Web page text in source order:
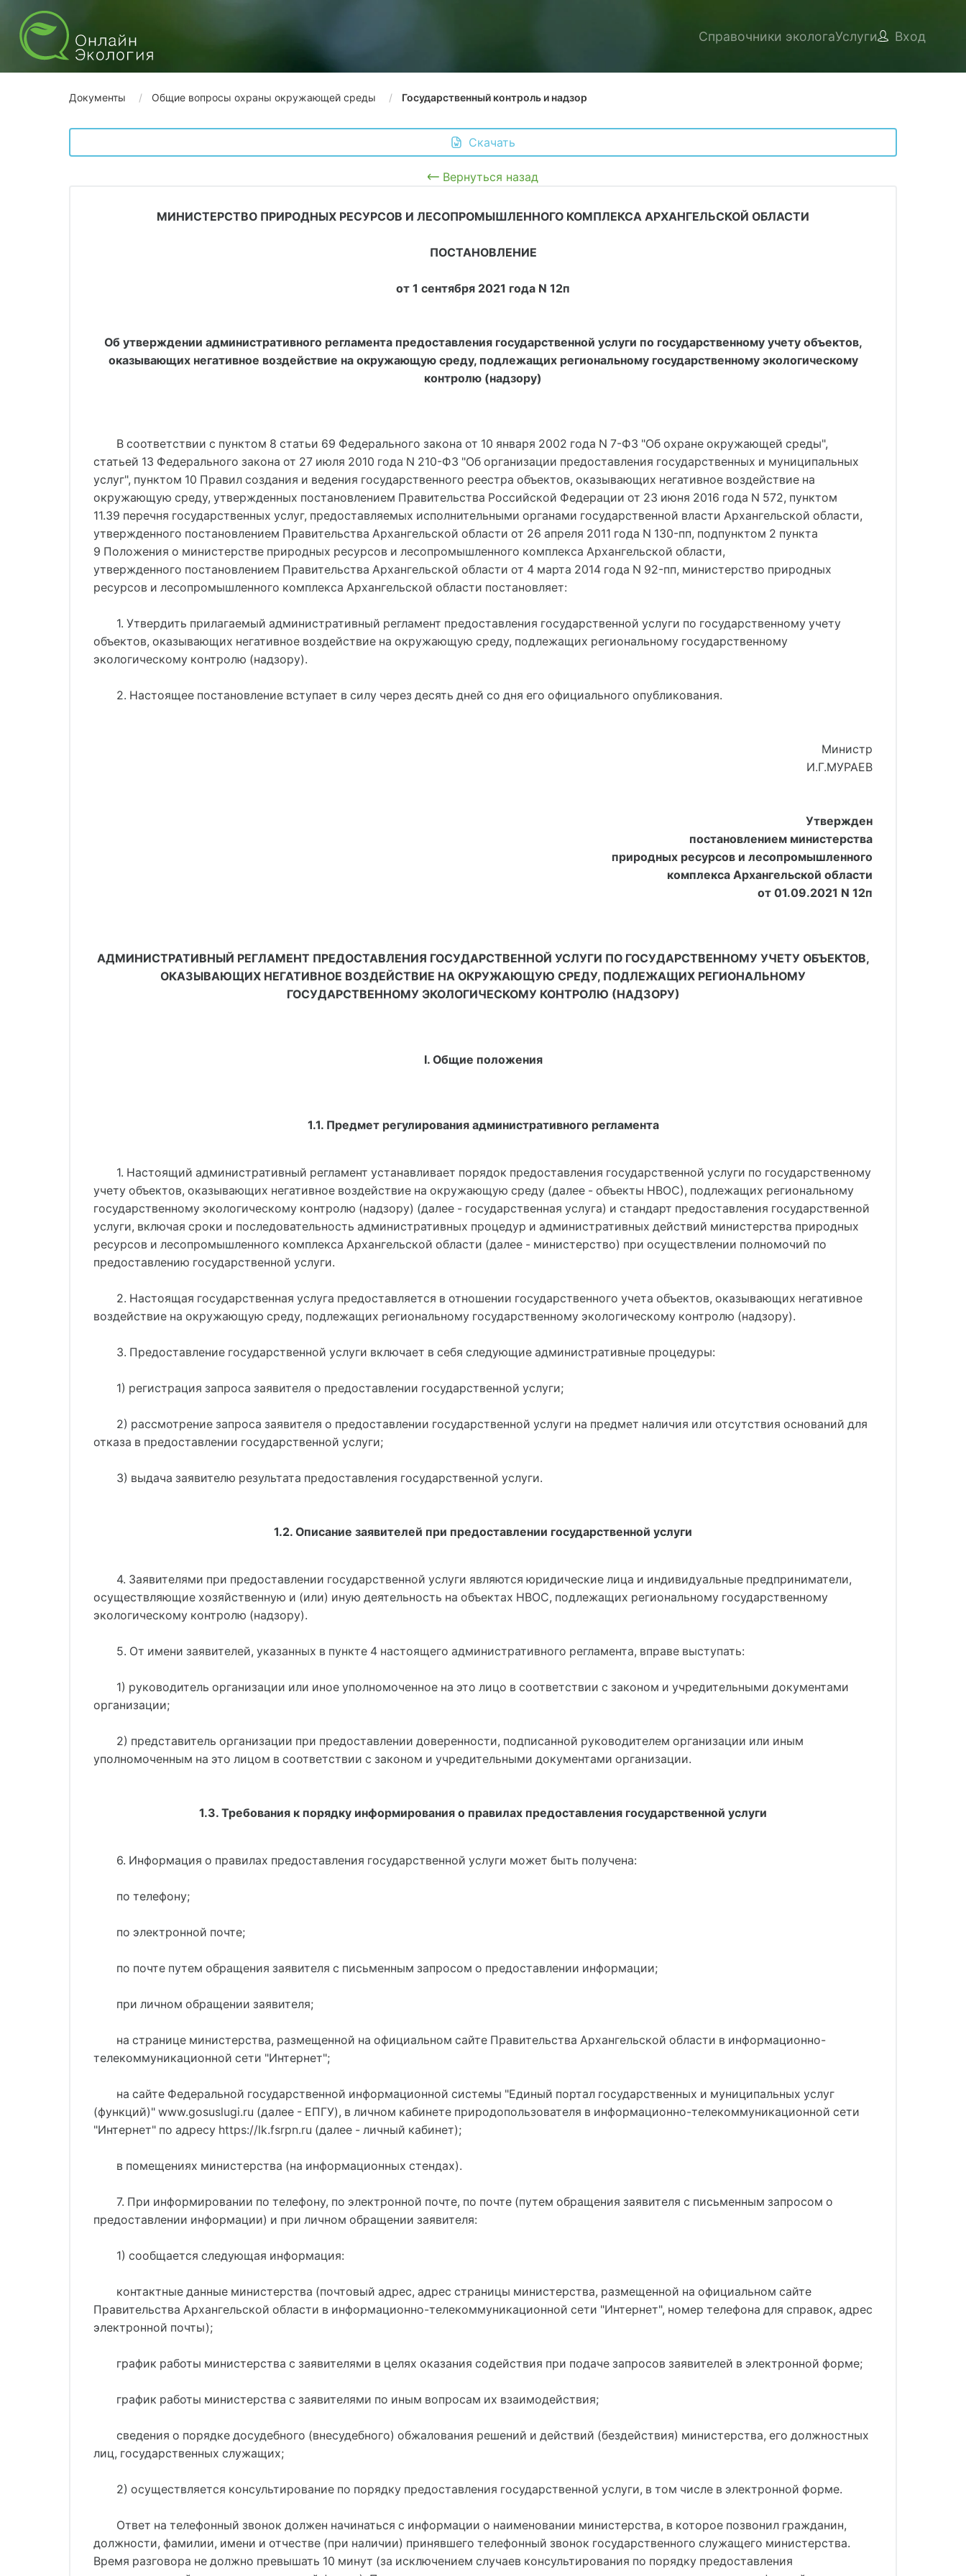
Справочники экологаУслуги Вход
Документы Общие вопросы охраны окружающей среды Государственный контроль и надзор
Скачать
Вернуться назад
МИНИСТЕРСТВО ПРИРОДНЫХ РЕСУРСОВ И ЛЕСОПРОМЫШЛЕННОГО КОМПЛЕКСА АРХАНГЕЛЬСКОЙ ОБЛАСТИ
ПОСТАНОВЛЕНИЕ
от 1 сентября 2021 года N 12п
Об утверждении административного регламента предоставления государственной услуги по государственному учету объектов,
оказывающих негативное воздействие на окружающую среду, подлежащих региональному государственному экологическому
контролю (надзору)
В соответствии с пунктом 8 статьи 69 Федерального закона от 10 января 2002 года N 7-ФЗ "Об охране окружающей среды",
статьей 13 Федерального закона от 27 июля 2010 года N 210-ФЗ "Об организации предоставления государственных и муниципальных
услуг", пунктом 10 Правил создания и ведения государственного реестра объектов, оказывающих негативное воздействие на
окружающую среду, утвержденных постановлением Правительства Российской Федерации от 23 июня 2016 года N 572, пунктом
11.39 перечня государственных услуг, предоставляемых исполнительными органами государственной власти Архангельской области,
утвержденного постановлением Правительства Архангельской области от 26 апреля 2011 года N 130-пп, подпунктом 2 пункта
9 Положения о министерстве природных ресурсов и лесопромышленного комплекса Архангельской области,
утвержденного постановлением Правительства Архангельской области от 4 марта 2014 года N 92-пп, министерство природных
ресурсов и лесопромышленного комплекса Архангельской области постановляет:
1. Утвердить прилагаемый административный регламент предоставления государственной услуги по государственному учету
объектов, оказывающих негативное воздействие на окружающую среду, подлежащих региональному государственному
экологическому контролю (надзору).
2. Настоящее постановление вступает в силу через десять дней со дня его официального опубликования.
Министр
И.Г.МУРАЕВ
Утвержден
постановлением министерства
природных ресурсов и лесопромышленного
комплекса Архангельской области
от 01.09.2021 N 12п
АДМИНИСТРАТИВНЫЙ РЕГЛАМЕНТ ПРЕДОСТАВЛЕНИЯ ГОСУДАРСТВЕННОЙ УСЛУГИ ПО ГОСУДАРСТВЕННОМУ УЧЕТУ ОБЪЕКТОВ,
ОКАЗЫВАЮЩИХ НЕГАТИВНОЕ ВОЗДЕЙСТВИЕ НА ОКРУЖАЮЩУЮ СРЕДУ, ПОДЛЕЖАЩИХ РЕГИОНАЛЬНОМУ
ГОСУДАРСТВЕННОМУ ЭКОЛОГИЧЕСКОМУ КОНТРОЛЮ (НАДЗОРУ)
I. Общие положения
1.1. Предмет регулирования административного регламента
1. Настоящий административный регламент устанавливает порядок предоставления государственной услуги по государственному
учету объектов, оказывающих негативное воздействие на окружающую среду (далее - объекты НВОС), подлежащих региональному
государственному экологическому контролю (надзору) (далее - государственная услуга) и стандарт предоставления государственной
услуги, включая сроки и последовательность административных процедур и административных действий министерства природных
ресурсов и лесопромышленного комплекса Архангельской области (далее - министерство) при осуществлении полномочий по
предоставлению государственной услуги.
2. Настоящая государственная услуга предоставляется в отношении государственного учета объектов, оказывающих негативное
воздействие на окружающую среду, подлежащих региональному государственному экологическому контролю (надзору).
3. Предоставление государственной услуги включает в себя следующие административные процедуры:
1) регистрация запроса заявителя о предоставлении государственной услуги;
2) рассмотрение запроса заявителя о предоставлении государственной услуги на предмет наличия или отсутствия оснований для
отказа в предоставлении государственной услуги;
3) выдача заявителю результата предоставления государственной услуги.
1.2. Описание заявителей при предоставлении государственной услуги
4. Заявителями при предоставлении государственной услуги являются юридические лица и индивидуальные предприниматели,
осуществляющие хозяйственную и (или) иную деятельность на объектах НВОС, подлежащих региональному государственному
экологическому контролю (надзору).
5. От имени заявителей, указанных в пункте 4 настоящего административного регламента, вправе выступать:
1) руководитель организации или иное уполномоченное на это лицо в соответствии с законом и учредительными документами
организации;
2) представитель организации при предоставлении доверенности, подписанной руководителем организации или иным
уполномоченным на это лицом в соответствии с законом и учредительными документами организации.
1.3. Требования к порядку информирования о правилах предоставления государственной услуги
6. Информация о правилах предоставления государственной услуги может быть получена:
по телефону;
по электронной почте;
по почте путем обращения заявителя с письменным запросом о предоставлении информации;
при личном обращении заявителя;
на странице министерства, размещенной на официальном сайте Правительства Архангельской области в информационно-
телекоммуникационной сети "Интернет";
на сайте Федеральной государственной информационной системы "Единый портал государственных и муниципальных услуг
(функций)" www.gosuslugi.ru (далее - ЕПГУ), в личном кабинете природопользователя в информационно-телекоммуникационной сети
"Интернет" по адресу https://lk.fsrpn.ru (далее - личный кабинет);
в помещениях министерства (на информационных стендах).
7. При информировании по телефону, по электронной почте, по почте (путем обращения заявителя с письменным запросом о
предоставлении информации) и при личном обращении заявителя:
1) сообщается следующая информация:
контактные данные министерства (почтовый адрес, адрес страницы министерства, размещенной на официальном сайте
Правительства Архангельской области в информационно-телекоммуникационной сети "Интернет", номер телефона для справок, адрес
электронной почты);
график работы министерства с заявителями в целях оказания содействия при подаче запросов заявителей в электронной форме;
график работы министерства с заявителями по иным вопросам их взаимодействия;
сведения о порядке досудебного (внесудебного) обжалования решений и действий (бездействия) министерства, его должностных
лиц, государственных служащих;
2) осуществляется консультирование по порядку предоставления государственной услуги, в том числе в электронной форме.
Ответ на телефонный звонок должен начинаться с информации о наименовании министерства, в которое позвонил гражданин,
должности, фамилии, имени и отчестве (при наличии) принявшего телефонный звонок государственного служащего министерства.
Время разговора не должно превышать 10 минут (за исключением случаев консультирования по порядку предоставления